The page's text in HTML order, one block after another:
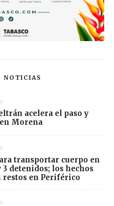
NOTICIAS
acelera el paso y
Morena
transportar cuerpo en
3 detenidos; los hechos
restos en Periférico